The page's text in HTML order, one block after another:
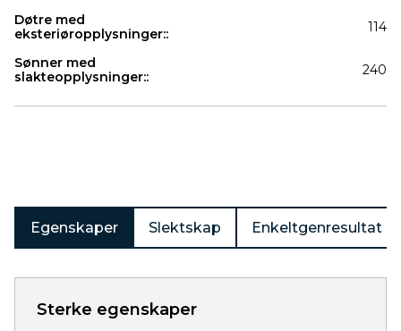
Døtre med
eksteriøropplysninger::
114
Sønner med
slakteopplysninger::
240
Egenskaper Slektskap Enkeltgenresultat
Sterke egenskaper